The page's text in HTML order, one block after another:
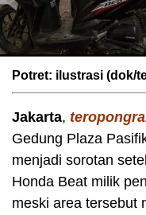
Potret: ilustrasi (dok/
Jakarta,
Gedung Plaza
menjadi sorotan
Honda Beat milik
meski area tersebut